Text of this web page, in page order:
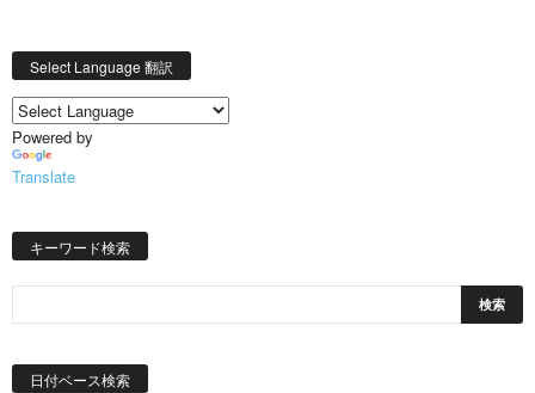
Select Language 翻訳
Powered by
Translate
キーワード検索
日付ベース検索